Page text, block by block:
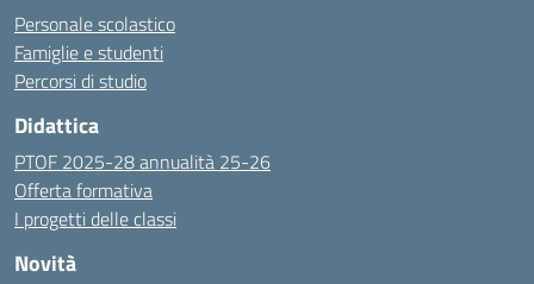
Personale scolastico
Famiglie e studenti
Percorsi di studio
Didattica
PTOF 2025-28 annualità 25-26
Offerta formativa
I progetti delle classi
Novità